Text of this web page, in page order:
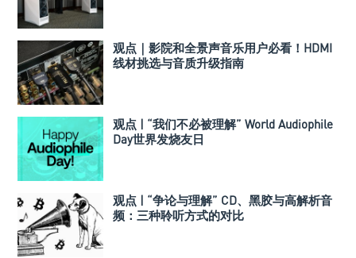
观点｜影院和全景声音乐用户必看！HDMI
线材挑选与音质升级指南
观点 | “我们不必被理解” World Audiophile
Day世界发烧友日
观点 | “争论与理解” CD、黑胶与高解析音
频：三种聆听方式的对比